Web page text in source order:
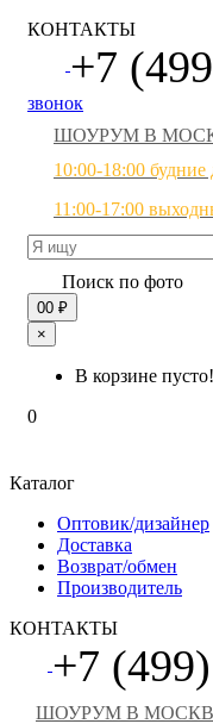
КОНТАКТЫ
+7
звонок
ШОУРУМ В
10:00-18:00 будние
11:00-17:00
Поиск по фото
00 ₽
×
В корзине пусто!
0
Каталог
Оптовик/дизайнер
Доставка
Возврат/обмен
Производитель
КОНТАКТЫ
+7
ШОУРУМ В